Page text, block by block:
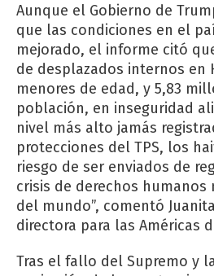
Aunque el Gobierno de
que las condiciones en el
mejorado, el informe citó
de desplazados internos en
menores de edad, y 5,83
población, en inseguridad
nivel más alto jamás
protecciones del TPS, los
riesgo de ser enviados de
crisis de derechos humanos
del mundo”, comentó
directora para las Américas
Tras el fallo del Supremo y